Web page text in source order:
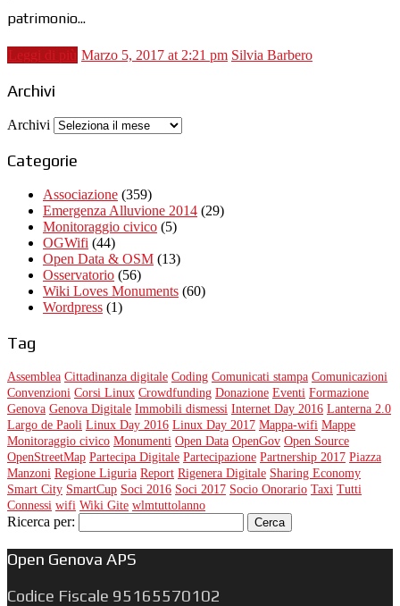
patrimonio...
Leggi di più Marzo 5, 2017 at 2:21 pm Silvia Barbero
Archivi
Archivi
Categorie
Associazione (359)
Emergenza Alluvione 2014 (29)
Monitoraggio civico (5)
OGWifi (44)
Open Data & OSM (13)
Osservatorio (56)
Wiki Loves Monuments (60)
Wordpress (1)
Tag
Assemblea Cittadinanza digitale Coding Comunicati stampa Comunicazioni
Convenzioni Corsi Linux Crowdfunding Donazione Eventi Formazione
Genova Genova Digitale Immobili dismessi Internet Day 2016 Lanterna 2.0
Largo de Paoli Linux Day 2016 Linux Day 2017 Mappa-wifi Mappe
Monitoraggio civico Monumenti Open Data OpenGov Open Source
OpenStreetMap Partecipa Digitale Partecipazione Partnership 2017 Piazza
Manzoni Regione Liguria Report Rigenera Digitale Sharing Economy
Smart City SmartCup Soci 2016 Soci 2017 Socio Onorario Taxi Tutti
Connessi wifi Wiki Gite wlmtuttolanno
Ricerca per:
Open Genova APS
Codice Fiscale 95165570102